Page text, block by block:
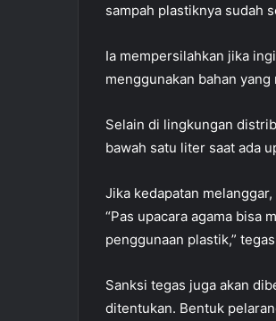
sampah plastiknya sudah
Ia mempersilahkan jika
menggunakan bahan
Selain di lingkungan
bawah satu liter saat ada
Jika kedapatan
“Pas upacara agama bisa
penggunaan plastik,”
Sanksi tegas juga akan
ditentukan. Bentuk